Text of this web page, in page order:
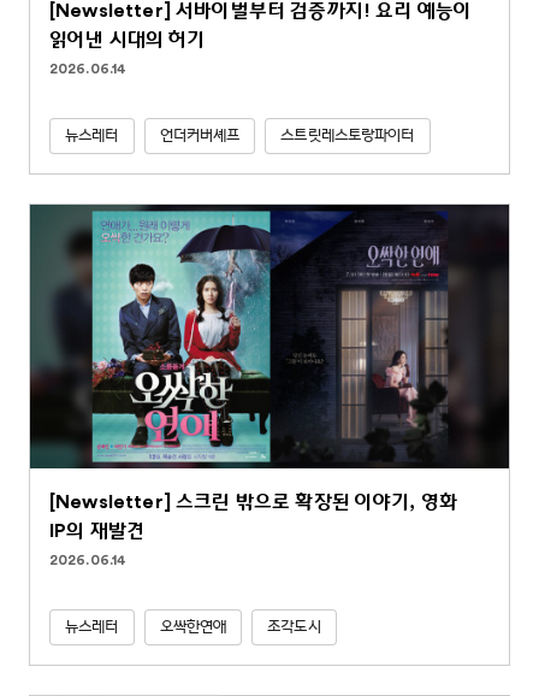
[Newsletter] 서바이벌부터 검증까지! 요리 예능이
읽어낸 시대의 허기
2026.06.14
뉴스레터 언더커버셰프 스트릿레스토랑파이터
[Newsletter] 스크린 밖으로 확장된 이야기, 영화
IP의 재발견
2026.06.14
뉴스레터 오싹한연애 조각도시